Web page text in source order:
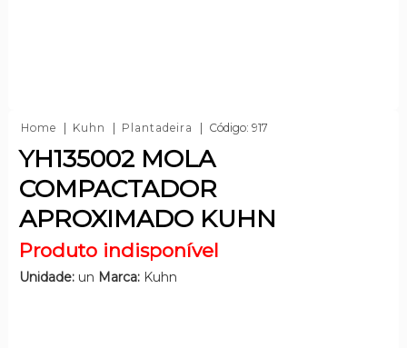
Home Kuhn Plantadeira Código: 917
YH135002 MOLA
COMPACTADOR
APROXIMADO KUHN
Produto indisponível
Unidade:un Marca:Kuhn